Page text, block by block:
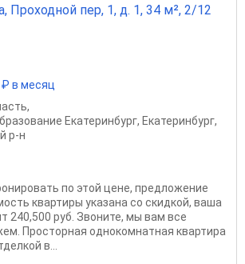
Проходной пер, 1, д. 1, 34 м², 2/12
₽ в месяц
,
Екатеринбург, Екатеринбург,
р-н
по этой цене, предложение
квартиры указана со скидкой, ваша
240,500 руб. Звоните, мы вам все
Просторная однокомнатная квартира
в...